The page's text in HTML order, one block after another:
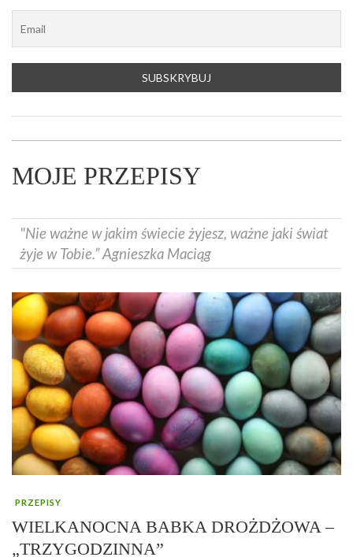
MOJE PRZEPISY
"Nie ważne w jakim świecie żyjesz, ważne jaki świat
żyje w Tobie.” Agnieszka Maciąg
PRZEPISY
WIELKANOCNA BABKA DROŻDŻOWA –
„TRZYGODZINNA”